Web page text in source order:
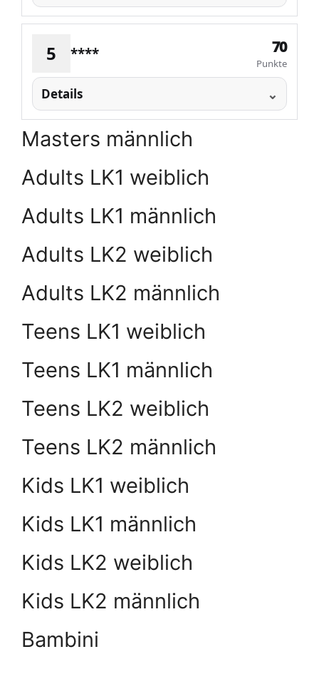
5 **** 70
Punkte
Details
Masters männlich
Adults LK1 weiblich
Adults LK1 männlich
Adults LK2 weiblich
Adults LK2 männlich
Teens LK1 weiblich
Teens LK1 männlich
Teens LK2 weiblich
Teens LK2 männlich
Kids LK1 weiblich
Kids LK1 männlich
Kids LK2 weiblich
Kids LK2 männlich
Bambini